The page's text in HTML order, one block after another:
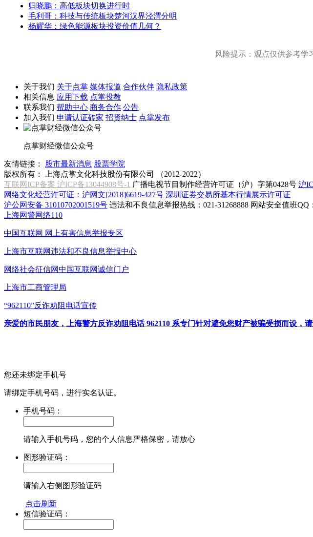
归晓鹏：高低板块切换进行时
毛利哥：科技与传统板块楚河汉界泾渭分明
杨耀华：绿色能源板块投资价值几何？
风险提示：观点仅供参考学
关于我们 关于点掌 媒体报道 合作伙伴 隐私政策
相关信息 应用下载 点掌投教
联系我们 帮助中心 商务合作 公告
加入我们 申请认证砖家 招贤纳士 点掌发布
点掌财经微信公众号
友情链接： 股市最新消息 股票学院
版权所有：
上海点掌文化科技股份有限公司 （2012-2022）
互联网ICP备案 沪ICP备13044908号-1 广播电视节目制作经营许可证（沪）字第0428号 沪
网络文化经营许可证：沪网文[2018]6619-427号 深圳证券交易所基本行情展示许可证
沪公网安备 31010702001519号 违法和不良信息举报热线：021-31268888 网站安全值班QQ
上海网警网络110
中国互联网 网上有害信息举报专区
上海市互联网违法和不良信息举报中心
网络社会征信网中国互联网诚信门户
上海市工商管理局
“962110”反诈劝阻电话宣传
亲爱的市民朋友，上海警方反诈劝阻电话 962110 系专门针对避免您财产被骗受损而设，
您还未绑定手机号
请绑定手机号码，进行实名认证。
手机号码：
请输入手机号码，您的个人信息严格保密，请放心
图形验证码：
请输入右侧图形验证码
点击刷新
短信验证码：